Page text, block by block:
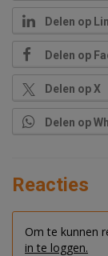
Delen op
Delen op
Delen op X
Delen op
Reacties
Om te kunnen
in te loggen.